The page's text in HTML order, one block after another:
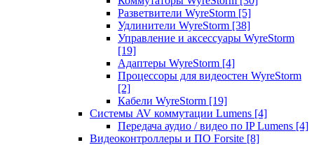
Разветвители WyreStorm [5]
Удлинители WyreStorm [38]
Управление и аксессуары WyreStorm
[19]
Адаптеры WyreStorm [4]
Процессоры для видеостен WyreStorm
[2]
Кабели WyreStorm [19]
Системы AV коммутации Lumens [4]
Передача аудио / видео по IP Lumens [4]
Видеоконтроллеры и ПО Forsite [8]